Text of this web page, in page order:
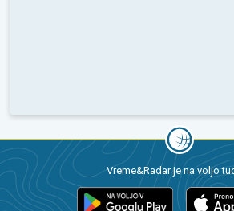
Vreme&Radar je na voljo